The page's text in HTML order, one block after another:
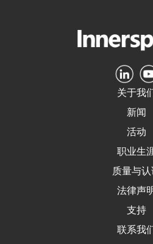
关于我
新闻
活动
职业生
质量与
法律声
支持
联系我